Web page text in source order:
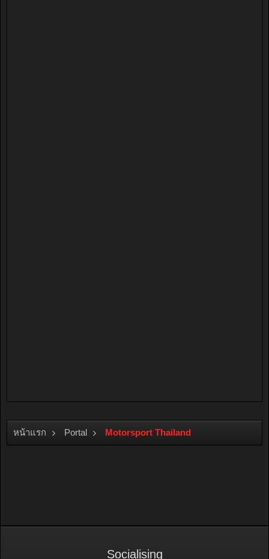
หน้าแรก Portal Motorsport Thailand
Socialising